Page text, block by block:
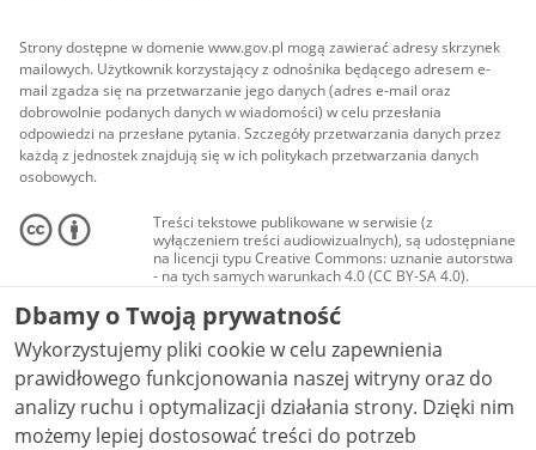
Strony dostępne w domenie www.gov.pl mogą zawierać adresy skrzynek
mailowych. Użytkownik korzystający z odnośnika będącego adresem e-
mail zgadza się na przetwarzanie jego danych (adres e-mail oraz
dobrowolnie podanych danych w wiadomości) w celu przesłania
odpowiedzi na przesłane pytania. Szczegóły przetwarzania danych przez
każdą z jednostek znajdują się w ich politykach przetwarzania danych
osobowych.
Treści tekstowe publikowane w serwisie (z
wyłączeniem treści audiowizualnych), są udostępniane
na licencji typu Creative Commons: uznanie autorstwa
- na tych samych warunkach 4.0 (CC BY-SA 4.0).
Materiały audiowizualne, w tym zdjęcia, materiały
audio i wideo, są udostępniane na licencji typu
Creative Commons: uznanie autorstwa użycie
niekomercyjne - bez utworów zależnych 4.0 (CC BY-
NC-ND 4.0), o ile nie jest to stwierdzone inaczej.
Dbamy o Twoją prywatność
Wykorzystujemy pliki cookie w celu zapewnienia
prawidłowego funkcjonowania naszej witryny oraz do
analizy ruchu i optymalizacji działania strony. Dzięki nim
możemy lepiej dostosować treści do potrzeb